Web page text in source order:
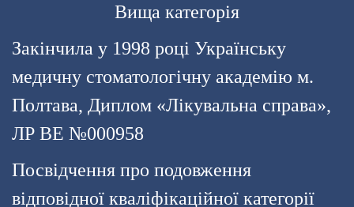
Вища категорія
Закінчила у 1998 році Українську
медичну стоматологічну академію м.
Полтава, Диплом «Лікувальна справа»,
ЛР ВЕ №000958
Посвідчення про подовження
відповідної кваліфікаційної категорії